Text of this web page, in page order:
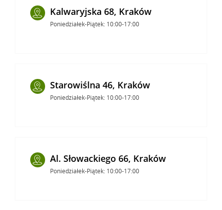
Kalwaryjska 68, Kraków
Poniedziałek-Piątek: 10:00-17:00
Starowiślna 46, Kraków
Poniedziałek-Piątek: 10:00-17:00
Al. Słowackiego 66, Kraków
Poniedziałek-Piątek: 10:00-17:00